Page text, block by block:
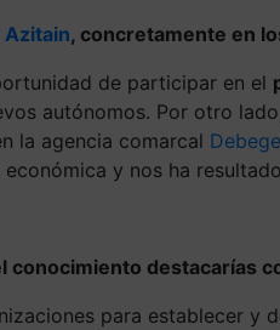
Azitain, concretamente en
de participar en el
autónomos. Por otro
la agencia comarcal
y nos ha
conocimiento destacarías
para establecer